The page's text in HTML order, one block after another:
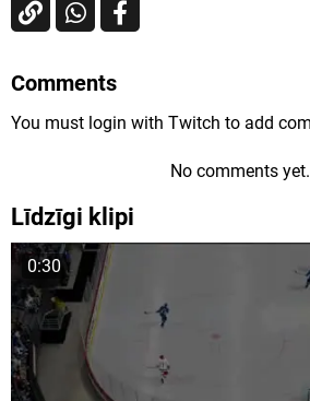
Comments
You must login with Twitch to add
No comments
Līdzīgi klipi
0:30